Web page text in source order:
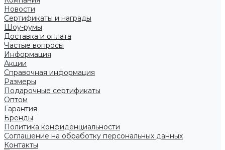
Новости
Сертификаты и награды
Шоу-румы
Доставка и оплата
Частые вопросы
Информация
Акции
Справочная информация
Размеры
Подарочные сертификаты
Оптом
Гарантия
Бренды
Политика конфиденциальности
Соглашение на обработку персональных данных
Контакты